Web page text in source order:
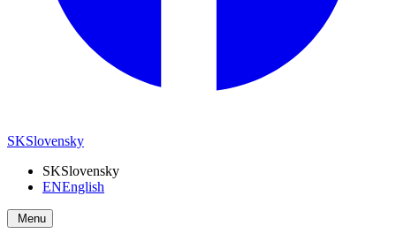
SKSlovensky
SKSlovensky
ENEnglish
Menu